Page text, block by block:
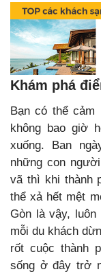
Khám phá
Bạn có thể cảm
không bao giờ
xuống. Ban
những con
vã thì khi thành
thể xả hết mệt
Gòn là vậy,
mỗi du khách
rốt cuộc thành
sống ở đây trở